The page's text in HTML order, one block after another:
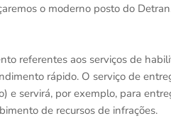
o moderno posto do
referentes aos serviços de
rápido. O serviço de
e servirá, por exemplo, para
de recursos de infrações.